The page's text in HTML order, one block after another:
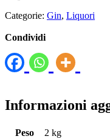
Categorie: Gin, Liquori
Condividi
Informazioni
Peso
2 kg